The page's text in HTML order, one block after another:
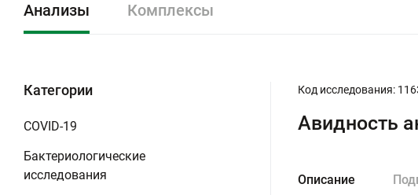
Анализы Комплексы
Категории
COVID-19
Бактериологические
исследования
Код исследования:
Авидность
Описание